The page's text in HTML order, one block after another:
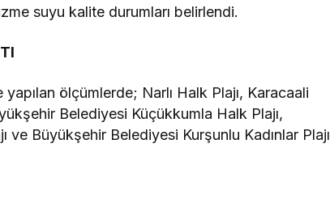
suyu kalite durumları belirlendi.
ölçümlerde; Narlı Halk Plajı, Karacaali
Belediyesi Küçükkumla Halk Plajı,
ve Büyükşehir Belediyesi Kurşunlu Kadınlar Plajı